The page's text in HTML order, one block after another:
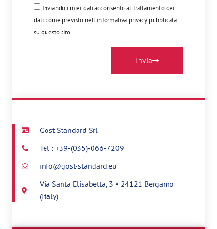
Inviando i miei dati acconsento al trattamento dei
dati come previsto nell'informativa privacy pubblicata
su questo sito
Invia
Gost Standard Srl
Tel : +39-(035)-066-7209
info@gost-standard.eu
Via Santa Elisabetta, 3 • 24121 Bergamo
(Italy)